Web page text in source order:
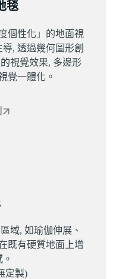
毯
個性化」的地面視
, 透過幾何圖形創
視覺效果, 多邊形
覺一體化。
域, 如瑜伽伸展、
既有硬質地面上增
定製)